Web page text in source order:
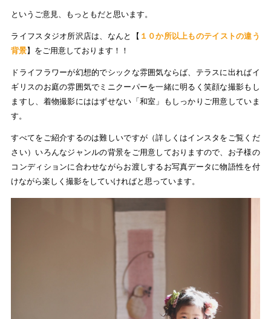
というご意見、もっともだと思います。
ライフスタジオ所沢店は、なんと【 １０か所以上ものテイストの違う
背景】をご用意しております！！
ドライフラワーが幻想的でシックな雰囲気ならば、テラスに出ればイ
ギリスのお庭の雰囲気でミニクーパーを一緒に明るく笑顔な撮影もし
ますし、着物撮影にははずせない「和室」もしっかりご用意していま
す。
すべてをご紹介するのは難しいですが（詳しくはインスタをご覧くだ
さい）いろんなジャンルの背景をご用意しておりますので、お子様の
コンディションに合わせながらお渡しするお写真データに物語性を付
けながら楽しく撮影をしていければと思っています。